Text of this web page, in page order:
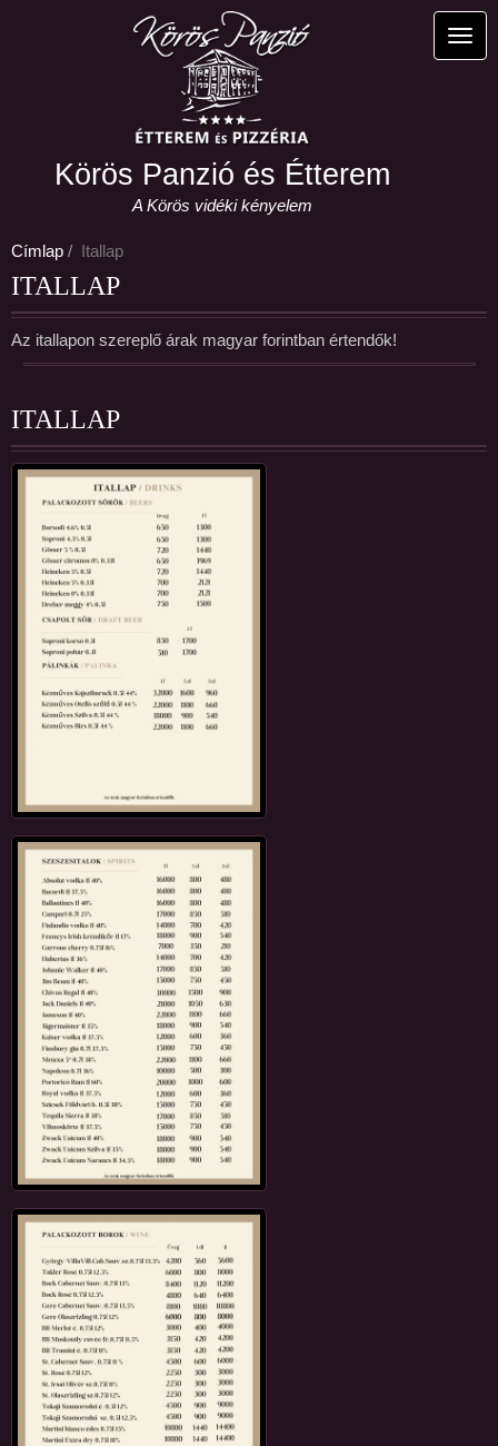
Körös Panzió és Étterem
A Körös vidéki kényelem
Címlap Itallap
ITALLAP
Az itallapon szereplő árak magyar forintban értendők!
ITALLAP